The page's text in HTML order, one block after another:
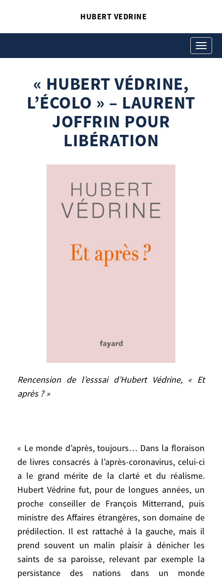
HUBERT VEDRINE
Toggle
« HUBERT VÉDRINE,
L’ÉCOLO » – LAURENT
JOFFRIN POUR
LIBÉRATION
Rencension de l’esssai d’Hubert Védrine, « Et
après ? »
« Le monde d’après, toujours… Dans la floraison
de livres consacrés à l’après-coronavirus, celui-ci
a le grand mérite de la clarté et du réalisme.
Hubert Védrine fut, pour de longues années, un
proche conseiller de François Mitterrand, puis
ministre des Affaires étrangères, son domaine de
prédilection. Il est rattaché à la gauche, mais il
prend souvent un malin plaisir à dénicher les
saints de sa paroisse, relevant par exemple la
persistance des nations dans un monde
« HUBERT VÉDRINE,
LIBÉRATION
Hubert Vedrine
Chronique "La cité des livres" - Recension
sur l'essai d'Hubert Védrine, "Et après ?"
Rencension de l’esssai d’Hubert Védrine,
« Et après ? »
« Le monde d’après, toujours… Dans la
floraison de livres consacrés à l’après-
coronavirus, celui-ci a le grand mérite de la
clarté et du réalisme. Hubert Védrine fut,
pour de longues années, un proche
conseiller de François Mitterrand, puis
ministre des Affaires étrangères, son
domaine de prédilection. Il est rattaché à
la gauche, mais il prend souvent un malin
plaisir à dénicher les saints de sa paroisse,
relevant par exemple la persistance des